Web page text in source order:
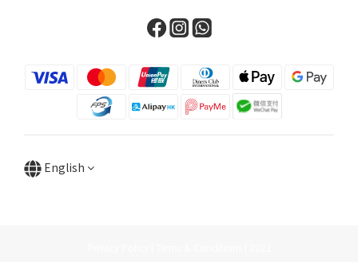
English